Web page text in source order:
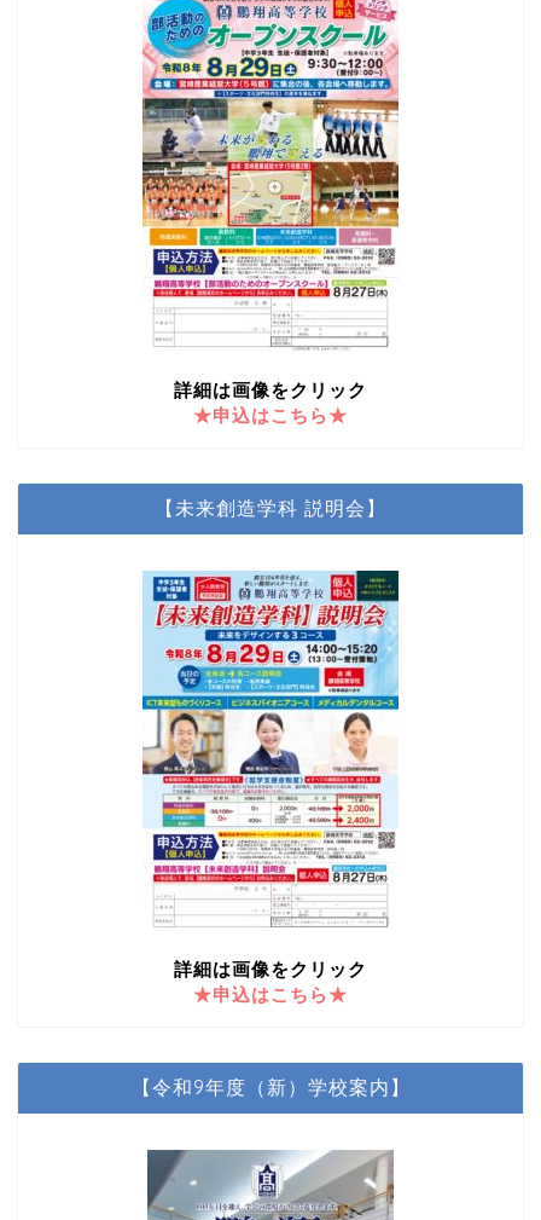
詳細は画像をクリック
★申込はこちら★
【未来創造学科 説明会】
詳細は画像をクリック
★申込はこちら★
【令和9年度（新）学校案内】